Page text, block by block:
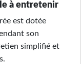
à entretenir
est dotée
son
simplifié et